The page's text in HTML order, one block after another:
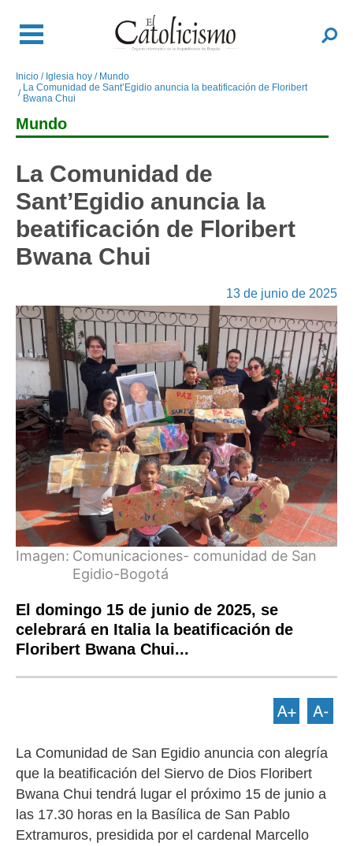
contenido
Buscar
Sobrescribir
enlaces
de
ayuda
la
navegación
Inicio Iglesia hoy
Mundo
La Comunidad de Sant’Egidio anuncia la beatificación de Floribert
Bwana Chui
Mundo
La Comunidad de
Sant’Egidio anuncia la
beatificación de Floribert
Bwana Chui
13 de junio de 2025
Imagen: Comunicaciones- comunidad de San
Egidio-Bogotá
El domingo 15 de junio de 2025, se
celebrará en Italia la beatificación de
Floribert Bwana Chui...
La Comunidad de San Egidio anuncia con alegría
que la beatificación del Siervo de Dios Floribert
Bwana Chui tendrá lugar el próximo 15 de junio a
las 17.30 horas en la Basílica de San Pablo
Extramuros, presidida por el cardenal Marcello